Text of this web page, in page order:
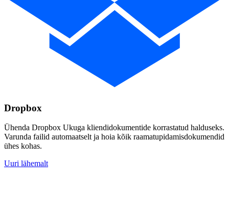
Dropbox
Ühenda Dropbox Ukuga kliendidokumentide korrastatud halduseks.
Varunda failid automaatselt ja hoia kõik raamatupidamisdokumendid
ühes kohas.
Uuri lähemalt